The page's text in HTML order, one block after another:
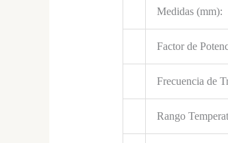
Medidas (mm):
Factor de
Frecuencia de
Rango